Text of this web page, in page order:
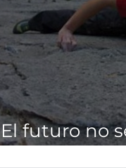
El futuro no
interpreta